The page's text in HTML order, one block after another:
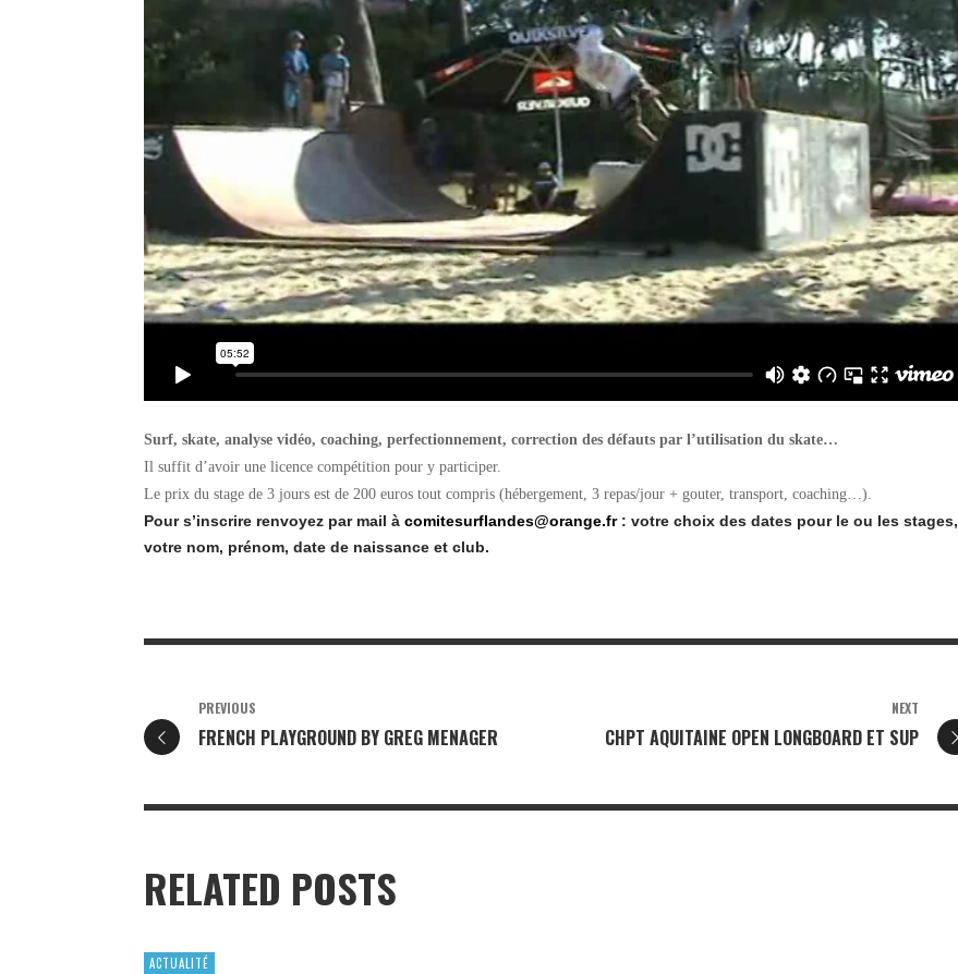
Surf, skate, analyse vidéo, coaching, perfectionnement, correction des défauts par l’utilisation du skate…
Il suffit d’avoir une licence compétition pour y participer.
Le prix du stage de 3 jours est de 200 euros tout compris (hébergement, 3 repas/jour + gouter, transport, coaching…).
Pour s’inscrire renvoyez par mail à comitesurflandes@orange.fr: votre choix des dates pour le ou les stages,
votre nom, prénom, date de naissance et club.
PREVIOUS
FRENCH PLAYGROUND BY GREG MENAGER
NEXT
CHPT AQUITAINE OPEN LONGBOARD ET SUP
RELATED POSTS
ACTUALITÉ